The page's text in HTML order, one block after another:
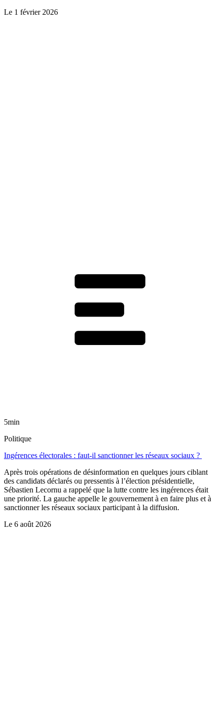
Le 1 février 2026
5min
Politique
Ingérences électorales : faut-il sanctionner les réseaux sociaux ?
Après trois opérations de désinformation en quelques jours ciblant
des candidats déclarés ou pressentis à l’élection présidentielle,
Sébastien Lecornu a rappelé que la lutte contre les ingérences était
une priorité. La gauche appelle le gouvernement à en faire plus et à
sanctionner les réseaux sociaux participant à la diffusion.
Le 6 août 2026